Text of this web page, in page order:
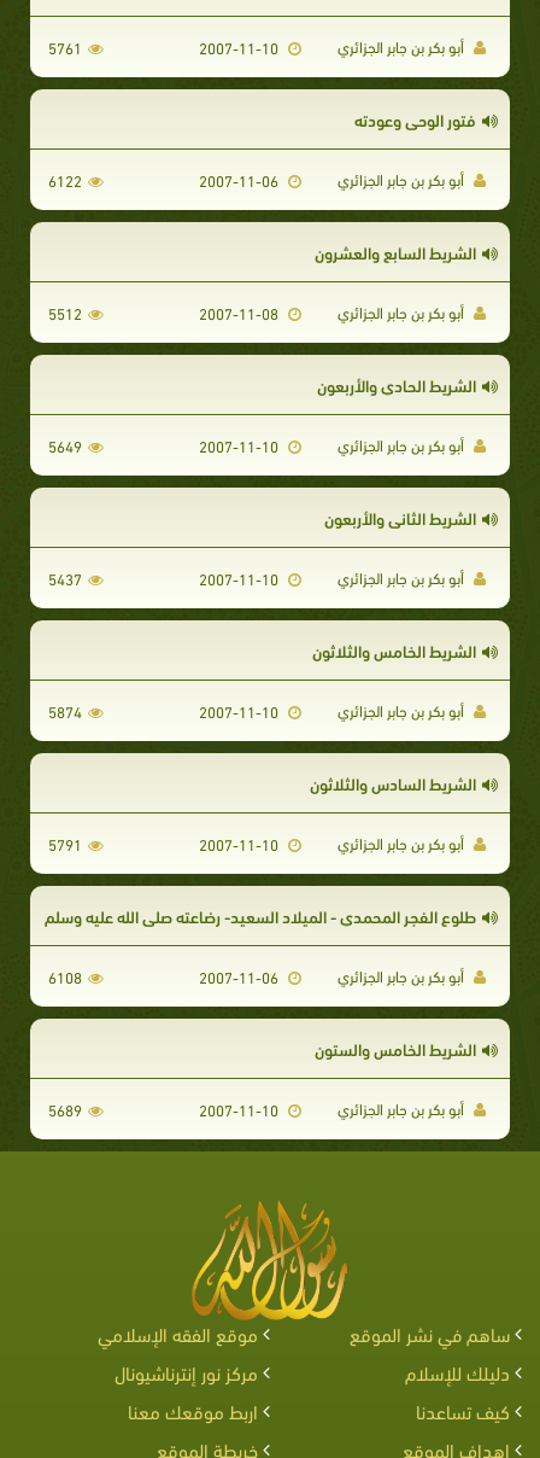
أبو بكر بن جابر الجزائري 5761
فتور الوحي وعودته
أبو بكر بن جابر الجزائري 6122
الشريط السابع والعشرون
أبو بكر بن جابر الجزائري 5512
الشريط الحادي والأربعون
أبو بكر بن جابر الجزائري 5649
الشريط الثاني والأربعون
أبو بكر بن جابر الجزائري 5437
الشريط الخامس والثلاثون
أبو بكر بن جابر الجزائري 5874
الشريط السادس والثلاثون
أبو بكر بن جابر الجزائري 5791
طلوع الفجر المحمدي - الميلاد السعيد- رضاعته صلى الله عليه وسلم
أبو بكر بن جابر الجزائري 6108
الشريط الخامس والستون
أبو بكر بن جابر الجزائري 5689
ساهم في نشر الموقع
موقع الفقه الإسلامي
دليلك للإسلام
مركز نور إنترناشيونال
كيف تساعدنا
اربط موقعك معنا
اهداف الموقع
خريطة الموقع